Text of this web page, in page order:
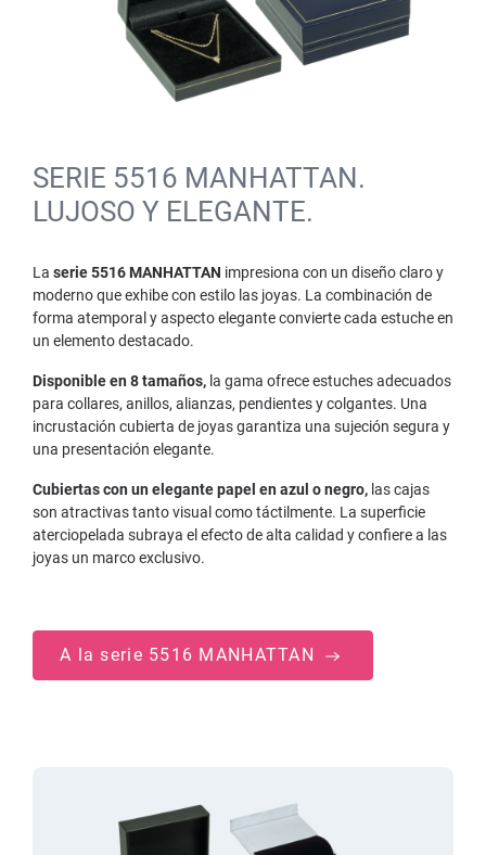
SERIE 5516 MANHATTAN.
LUJOSO Y ELEGANTE.
La serie 5516 MANHATTAN impresiona con un diseño claro y
moderno que exhibe con estilo las joyas. La combinación de
forma atemporal y aspecto elegante convierte cada estuche en
un elemento destacado.
Disponible en 8 tamaños, la gama ofrece estuches adecuados
para collares, anillos, alianzas, pendientes y colgantes. Una
incrustación cubierta de joyas garantiza una sujeción segura y
una presentación elegante.
Cubiertas con un elegante papel en azul o negro, las cajas
son atractivas tanto visual como táctilmente. La superficie
aterciopelada subraya el efecto de alta calidad y confiere a las
joyas un marco exclusivo.
A la serie 5516 MANHATTAN